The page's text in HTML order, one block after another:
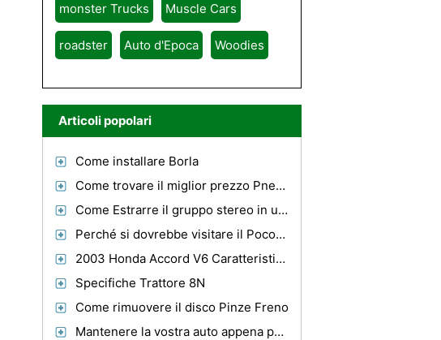
monster Trucks Muscle Cars
roadster Auto d'Epoca Woodies
Articoli popolari
Come installare Borla
Come trovare il miglior prezzo Pneumatici per auto
Come Estrarre il gruppo stereo in un 05 Honda Civic Hybrid
Perché si dovrebbe visitare il Pocono Mountains
2003 Honda Accord V6 Caratteristiche
Specifiche Trattore 8N
Come rimuovere il disco Pinze Freno
Mantenere la vostra auto appena pulita in quella direzione